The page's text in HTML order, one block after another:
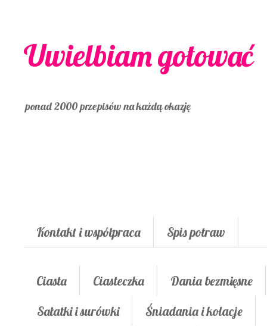
Uwielbiam gotować
ponad 2000 przepisów na każdą okazję
Kontakt i współpraca Spis potraw
Ciasta Ciasteczka
Dania bezmięsne
Sałatki i surówki
Śniadania i kolacje